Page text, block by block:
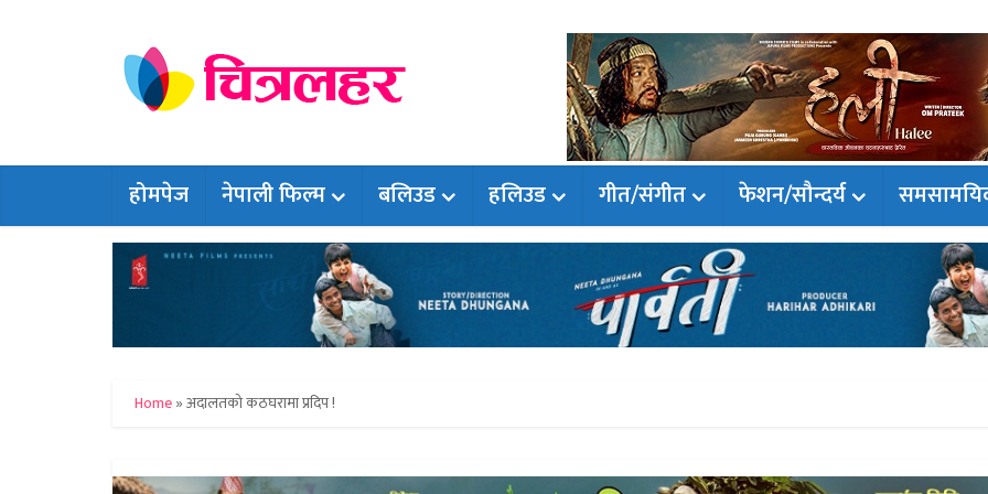
होमपेज नेपाली फिल्म बलिउड हलिउड गीत/संगीत फेशन/सौन्दर्य
Home»अदालतको कठघरामा प्रदिप !